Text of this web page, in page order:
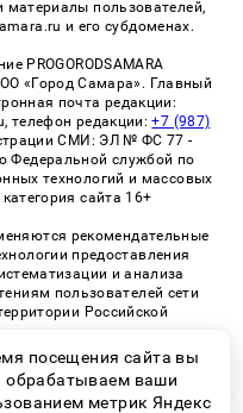
материалы пользователей,
и его субдоменах.
PROGORODSAMARA
«Город Самара». Главный
почта редакции:
телефон редакции:+7 (987)
СМИ: ЭЛ № ФС 77 -
Федеральной службой по
технологий и массовых
сайта 16+
рекомендательные
предоставления
и анализа
пользователей сети
Российской
рекомендательных
сети
«СМИ2» (PDF)
посещения сайта вы
обрабатываем ваши
метрик Яндекс